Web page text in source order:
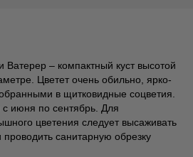
– компактный куст высотой
Цветет очень обильно, ярко-
в щитковидные соцветия.
июня по сентябрь. Для
цветения следует высаживать
проводить санитарную обрезку